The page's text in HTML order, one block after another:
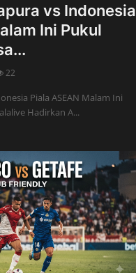
vs Indonesia
Ini Pukul
22
Piala ASEAN Malam Ini
Hadirkan A...